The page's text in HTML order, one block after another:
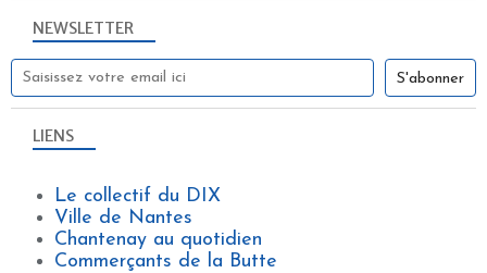
NEWSLETTER
LIENS
Le collectif du DIX
Ville de Nantes
Chantenay au quotidien
Commerçants de la Butte